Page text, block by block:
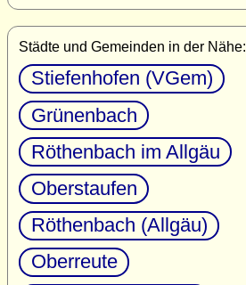
Städte und Gemeinden in der Nähe:
Stiefenhofen (VGem)
Grünenbach
Röthenbach im Allgäu
Oberstaufen
Röthenbach (Allgäu)
Oberreute